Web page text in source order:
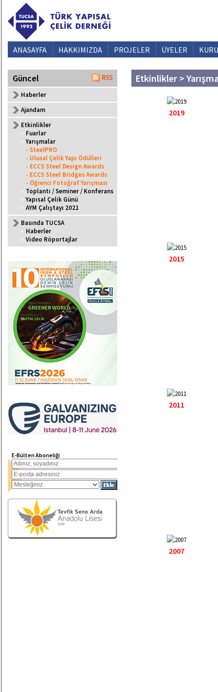
ANASAYFA HAKKIMIZDA PROJELER ÜYELER
Güncel
Haberler
Ajandam
Etkinlikler
• Fuarlar
• Yarışmalar
- SteelPRO
- Ulusal Çelik Yapı Ödülleri
- ECCS Steel Design Awards
- ECCS Steel Bridges Awards
- Öğrenci Fotoğraf Yarışması
• Toplantı / Seminer / Konferans
• Yapısal Çelik Günü
• AYM Çalıştayı 2021
Basında TUCSA
• Haberler
• Video Röportajlar
E-Bülten Aboneliği
Etkinlikler >
2019
2015
2011
2007